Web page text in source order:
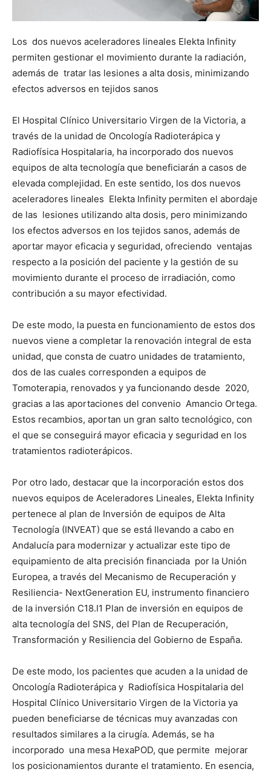
Los dos nuevos aceleradores lineales Elekta Infinity
permiten gestionar el movimiento durante la radiación,
además de tratar las lesiones a alta dosis, minimizando
efectos adversos en tejidos sanos
El Hospital Clínico Universitario Virgen de la Victoria, a
través de la unidad de Oncología Radioterápica y
Radiofísica Hospitalaria, ha incorporado dos nuevos
equipos de alta tecnología que beneficiarán a casos de
elevada complejidad. En este sentido, los dos nuevos
aceleradores lineales Elekta Infinity permiten el abordaje
de las lesiones utilizando alta dosis, pero minimizando
los efectos adversos en los tejidos sanos, además de
aportar mayor eficacia y seguridad, ofreciendo ventajas
respecto a la posición del paciente y la gestión de su
movimiento durante el proceso de irradiación, como
contribución a su mayor efectividad.
De este modo, la puesta en funcionamiento de estos dos
nuevos viene a completar la renovación integral de esta
unidad, que consta de cuatro unidades de tratamiento,
dos de las cuales corresponden a equipos de
Tomoterapia, renovados y ya funcionando desde 2020,
gracias a las aportaciones del convenio Amancio Ortega.
Estos recambios, aportan un gran salto tecnológico, con
el que se conseguirá mayor eficacia y seguridad en los
tratamientos radioterápicos.
Por otro lado, destacar que la incorporación estos dos
nuevos equipos de Aceleradores Lineales, Elekta Infinity
pertenece al plan de Inversión de equipos de Alta
Tecnología (INVEAT) que se está llevando a cabo en
Andalucía para modernizar y actualizar este tipo de
equipamiento de alta precisión financiada por la Unión
Europea, a través del Mecanismo de Recuperación y
Resiliencia- NextGeneration EU, instrumento financiero
de la inversión C18.I1 Plan de inversión en equipos de
alta tecnología del SNS, del Plan de Recuperación,
Transformación y Resiliencia del Gobierno de España.
De este modo, los pacientes que acuden a la unidad de
Oncología Radioterápica y Radiofísica Hospitalaria del
Hospital Clínico Universitario Virgen de la Victoria ya
pueden beneficiarse de técnicas muy avanzadas con
resultados similares a la cirugía. Además, se ha
incorporado una mesa HexaPOD, que permite mejorar
los posicionamientos durante el tratamiento. En esencia,